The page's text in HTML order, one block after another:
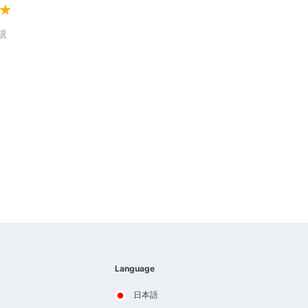
Language
日本語